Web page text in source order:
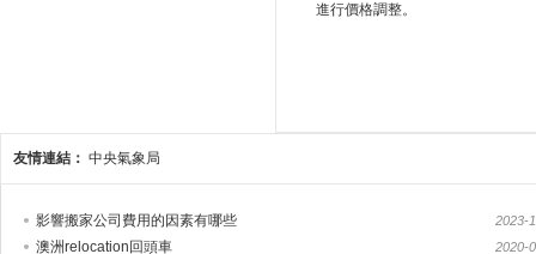
進行價格調整。
友情連結： 中央氣象局
2023-
影響搬家公司費用的因素有哪些
2020-
澳洲relocation回頭車